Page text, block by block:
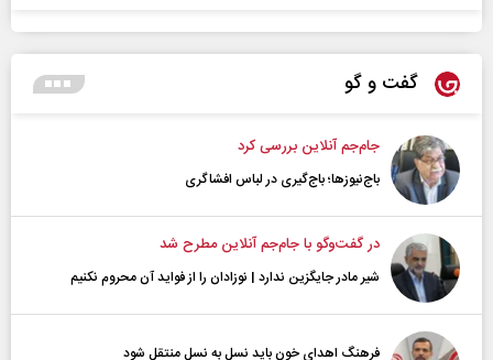
گفت و گو
جام‌جم آنلاین بررسی کرد
باج‌نیوزها؛ باج‌گیری در لباس افشاگری
در گفت‌و‌گو با جام‌جم آنلاین مطرح شد
شیر مادر جایگزین ندارد | نوزادان را از فواید آن محروم نکنیم
فرهنگ اهدای خون باید نسل به نسل منتقل شود